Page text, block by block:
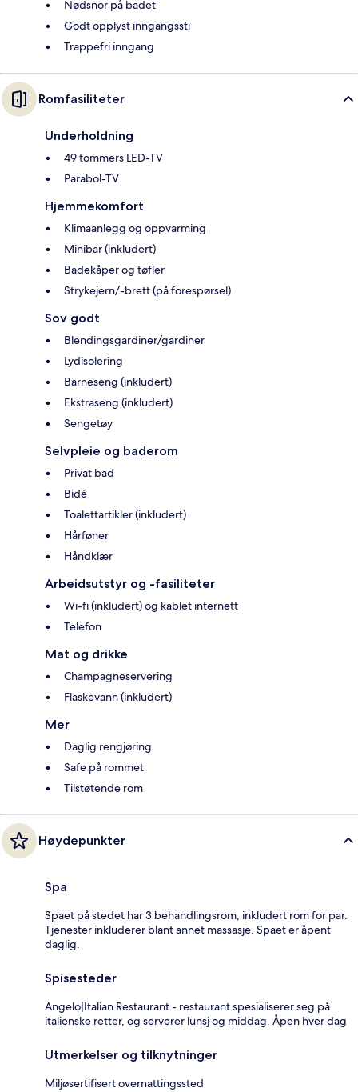
Nødsnor på badet
Godt opplyst inngangssti
Trappefri inngang
Romfasiliteter
Underholdning
49 tommers LED-TV
Parabol-TV
Hjemmekomfort
Klimaanlegg og oppvarming
Minibar (inkludert)
Badekåper og tøfler
Strykejern/-brett (på forespørsel)
Sov godt
Blendingsgardiner/gardiner
Lydisolering
Barneseng (inkludert)
Ekstraseng (inkludert)
Sengetøy
Selvpleie og baderom
Privat bad
Bidé
Toalettartikler (inkludert)
Hårføner
Håndklær
Arbeidsutstyr og -fasiliteter
Wi-fi (inkludert) og kablet internett
Telefon
Mat og drikke
Champagneservering
Flaskevann (inkludert)
Mer
Daglig rengjøring
Safe på rommet
Tilstøtende rom
Høydepunkter
Spa
Spaet på stedet har 3 behandlingsrom, inkludert rom for par.
Tjenester inkluderer blant annet massasje. Spaet er åpent
daglig.
Spisesteder
Angelo|Italian Restaurant - restaurant spesialiserer seg på
italienske retter, og serverer lunsj og middag. Åpen hver dag
Utmerkelser og tilknytninger
Miljøsertifisert overnattingssted